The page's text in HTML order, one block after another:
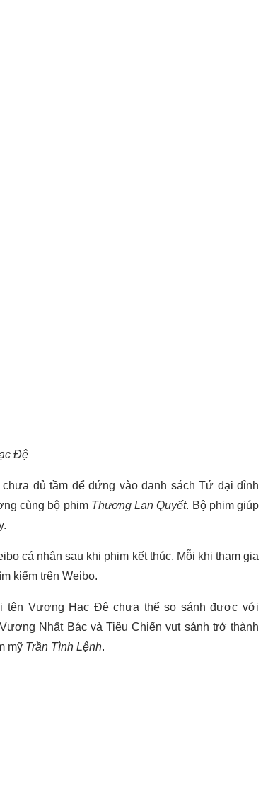
Đệ
đủ tầm để đứng vào danh sách Tứ đại đỉnh
cùng bộ phim Thương Lan Quyết. Bộ phim giúp
cá nhân sau khi phim kết thúc. Mỗi khi tham gia
kiếm trên Weibo.
tên Vương Hạc Đệ chưa thể so sánh được với
Nhất Bác và Tiêu Chiến vụt sánh trở thành
mỹ Trần Tình Lệnh.